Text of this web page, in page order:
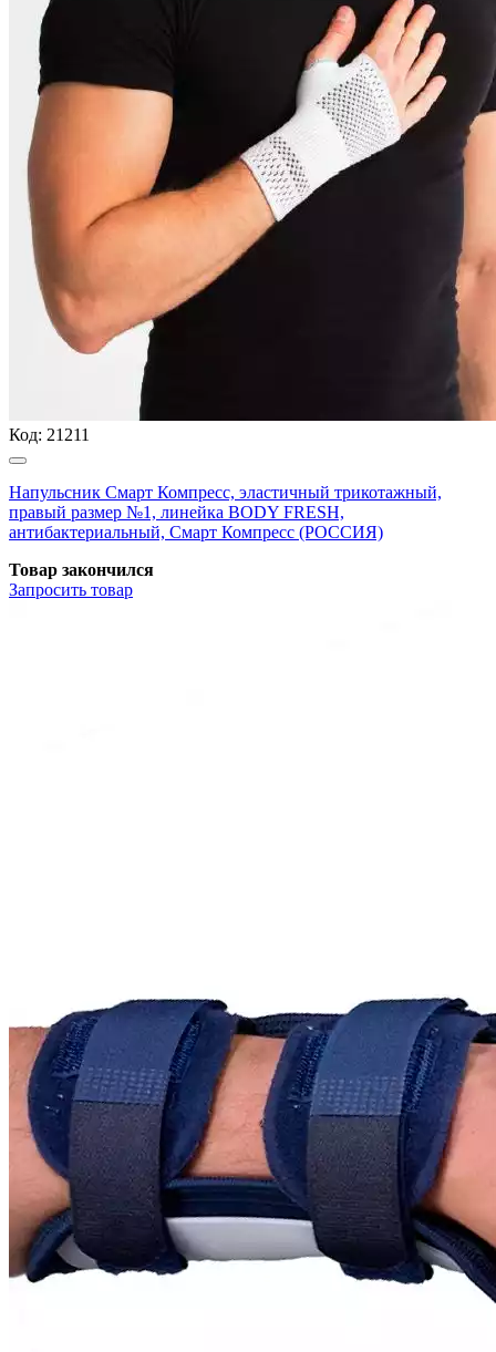
Код: 21211
Напульсник Смарт Компресс, эластичный трикотажный,
правый размер №1, линейка BODY FRESH,
антибактериальный, Смарт Компресс (РОССИЯ)
Товар закончился
Запросить товар